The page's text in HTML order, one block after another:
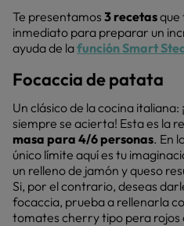
Te presentamos 3 recetasque
inmediato para preparar un
ayuda de lafunción Smart
Focaccia de patata
Un clásico de la cocina italiana:
siempre se acierta! Esta es la
masa para 4/6 personas. En
único límite aquí es tu
un relleno de jamón y queso
Si, por el contrario, deseas
focaccia, prueba a rellenarla
tomates cherry tipo pera rojos